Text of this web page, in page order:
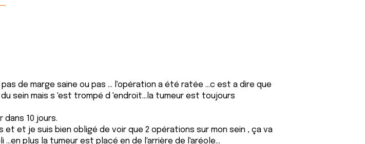
pas de marge saine ou pas ... l'opération a été ratée ...c est a dire que
sein mais s 'est trompé d 'endroit...la tumeur est toujours
10 jours.
et et je suis bien obligé de voir que 2 opérations sur mon sein , ça va
plus la tumeur est placé en de l'arrière de l'aréole...